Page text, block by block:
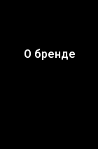
О бренде